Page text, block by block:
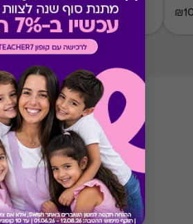
* מבוהר כי רשימת הספקים
קארד עשויה להשתנות מעת
* במקרה של ירידת ספק מגיפט
באפשרות הלקוח לפנות לחברה
ממגוון כרטיסי החברה או לבקש
₪50-₪500